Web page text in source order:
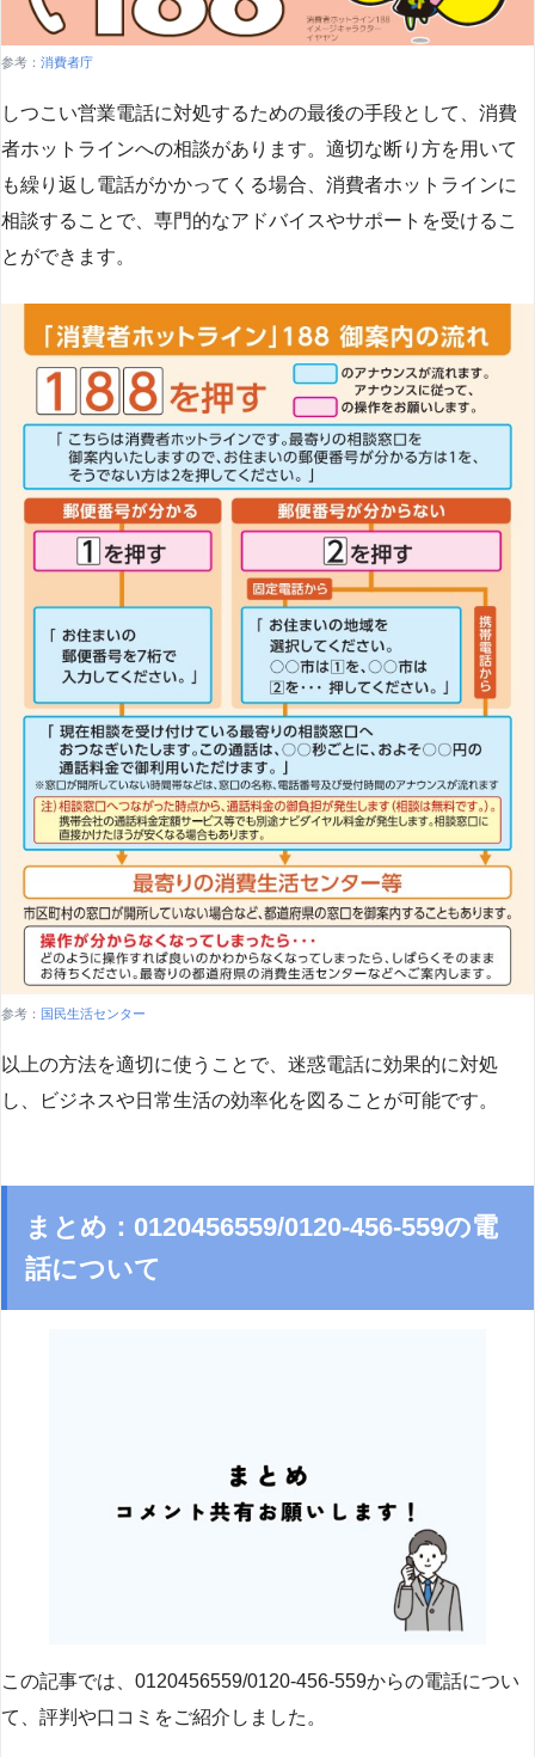
参考： 消費者庁
しつこい営業電話に対処するための最後の手段として、消費
者ホットラインへの相談があります。適切な断り方を用いて
も繰り返し電話がかかってくる場合、消費者ホットラインに
相談することで、専門的なアドバイスやサポートを受けるこ
とができます​​。
参考： 国民生活センター
以上の方法を適切に使うことで、迷惑電話に効果的に対処
し、ビジネスや日常生活の効率化を図ることが可能です。
まとめ：0120456559/0120-456-559の電
話について
この記事では、0120456559/0120-456-559からの電話につい
て、評判や口コミをご紹介しました。